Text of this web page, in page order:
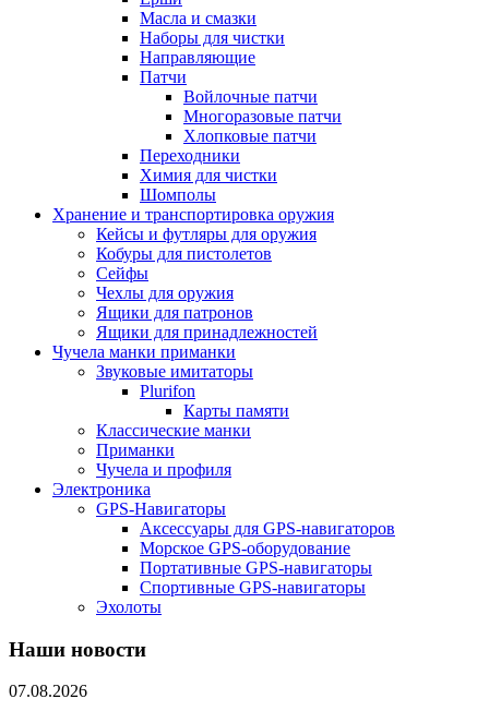
Масла и смазки
Наборы для чистки
Направляющие
Патчи
Войлочные патчи
Многоразовые патчи
Хлопковые патчи
Переходники
Химия для чистки
Шомполы
Хранение и транспортировка оружия
Кейсы и футляры для оружия
Кобуры для пистолетов
Сейфы
Чехлы для оружия
Ящики для патронов
Ящики для принадлежностей
Чучела манки приманки
Звуковые имитаторы
Plurifon
Карты памяти
Классические манки
Приманки
Чучела и профиля
Электроника
GPS-Навигаторы
Аксессуары для GPS-навигаторов
Морское GPS-оборудование
Портативные GPS-навигаторы
Спортивные GPS-навигаторы
Эхолоты
Наши новости
07.08.2026